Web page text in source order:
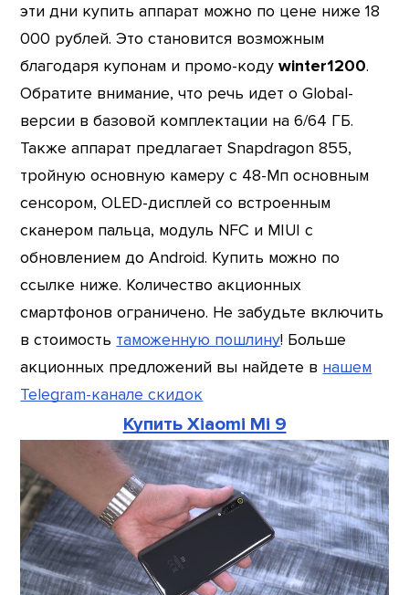
эти дни купить аппарат можно по цене ниже 18
000 рублей. Это становится возможным
благодаря купонам и промо-кодуwinter1200.
Обратите внимание, что речь идет о Global-
версии в базовой комплектации на 6/64 ГБ.
Также аппарат предлагает Snapdragon 855,
тройную основную камеру с 48-Мп основным
сенсором, OLED-дисплей со встроенным
сканером пальца, модуль NFC и MIUI с
обновлением до Android. Купить можно по
ссылке ниже. Количество акционных
смартфонов ограничено. Не забудьте включить
в стоимость таможенную пошлину! Больше
акционных предложений вы найдете в нашем
Telegram-канале скидок
Купить Xiaomi Mi 9